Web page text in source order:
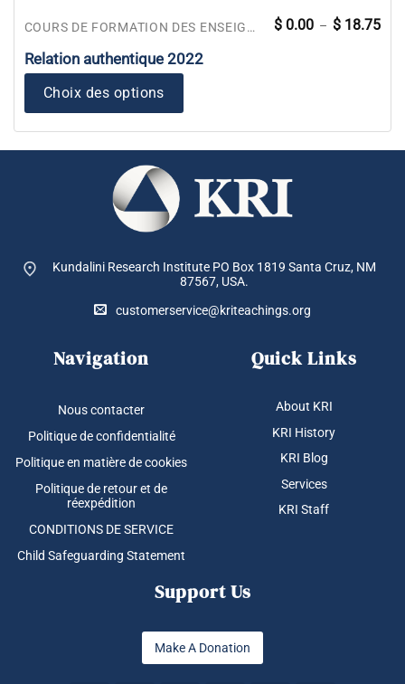
COURS DE FORMATION DES ENSEIGNANTS
Relation authentique 2022
$ 0.00 – $ 18.75de
Choix des options
Ce
a
plusieurs
variations.
Les
options
du
Kundalini Research Institute PO Box 1819 Santa Cruz, NM
87567, USA.
customerservice@kriteachings.org
Navigation
Nous contacter
Politique de confidentialité
Politique en matière de cookies
Politique de retour et de
réexpédition
CONDITIONS DE SERVICE
Child Safeguarding Statement
Quick Links
About KRI
KRI History
KRI Blog
Services
KRI Staff
Support Us
Make A Donation